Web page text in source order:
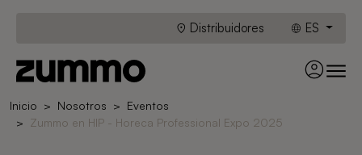
Distribuidores ES
Inicio Nosotros
Eventos
Zummo en HIP - Horeca Professional Expo 2025